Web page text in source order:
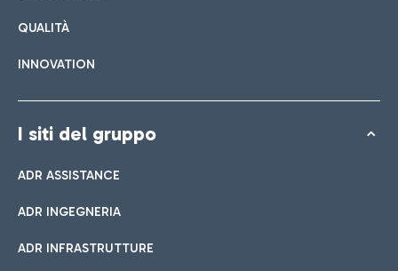
QUALITÀ
INNOVATION
I siti del gruppo
ADR ASSISTANCE
ADR INGEGNERIA
ADR INFRASTRUTTURE